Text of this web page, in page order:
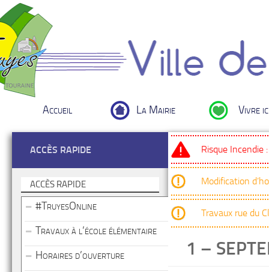
Accueil La Mairie Vivre
Risque Incendie
Modification
Travaux rue du
1 –
ACCÈS RAPIDE
ACCÈS RAPIDE
#TruyesOnline
Travaux à l’école élémentaire
Horaires d’ouverture